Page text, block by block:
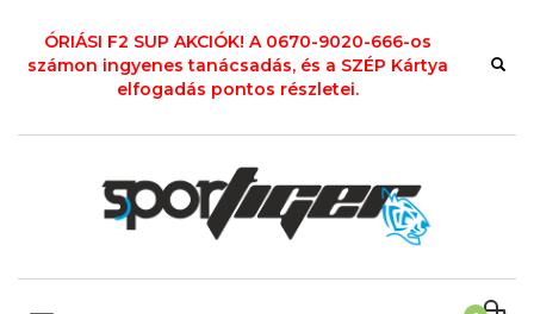
ÓRIÁSI F2 SUP AKCIÓK! A 0670-9020-666-os
számon ingyenes tanácsadás, és a SZÉP Kártya
elfogadás pontos részletei.